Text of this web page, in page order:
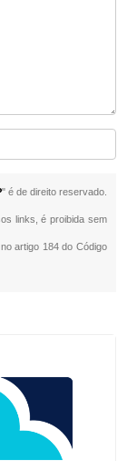
" é de direito reservado.
links, é proibida sem
artigo 184 do Código